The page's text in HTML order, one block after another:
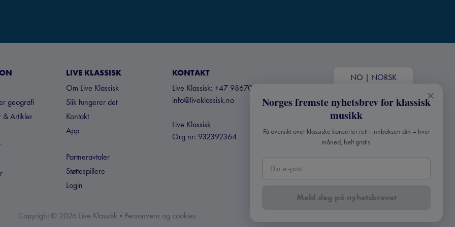
geografi
& Artikler
LIVE KLASSISK
Om Live Klassisk
Slik fungerer det
Kontakt
App
Partneravtaler
Støttespillere
Login
KONTAKT
Live Klassisk: +47 98670803
info@liveklassisk.no
Live Klassisk
Org nr: 932392364
NO | NORSK
Copyright © 2026 Live Klassisk • Personvern og cookies
Norges fremste nyhetsbrev for klassisk
musikk
Få oversikt over klassiske konserter rett i innboksen din – hver
måned, helt gratis.
Meld deg på nyhetsbrevet